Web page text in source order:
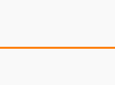
a nuestra newsletter!